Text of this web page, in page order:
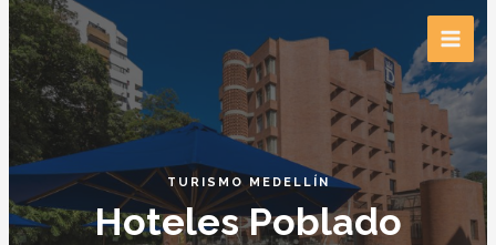
TURISMO MEDELLÍN
Hoteles Poblado